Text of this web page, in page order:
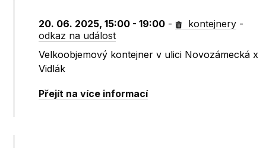
20. 06. 2025, 15:00 - 19:00 - kontejnery -
odkaz na událost
Velkoobjemový kontejner v ulici Novozámecká x
Vidlák
Přejít na více informací